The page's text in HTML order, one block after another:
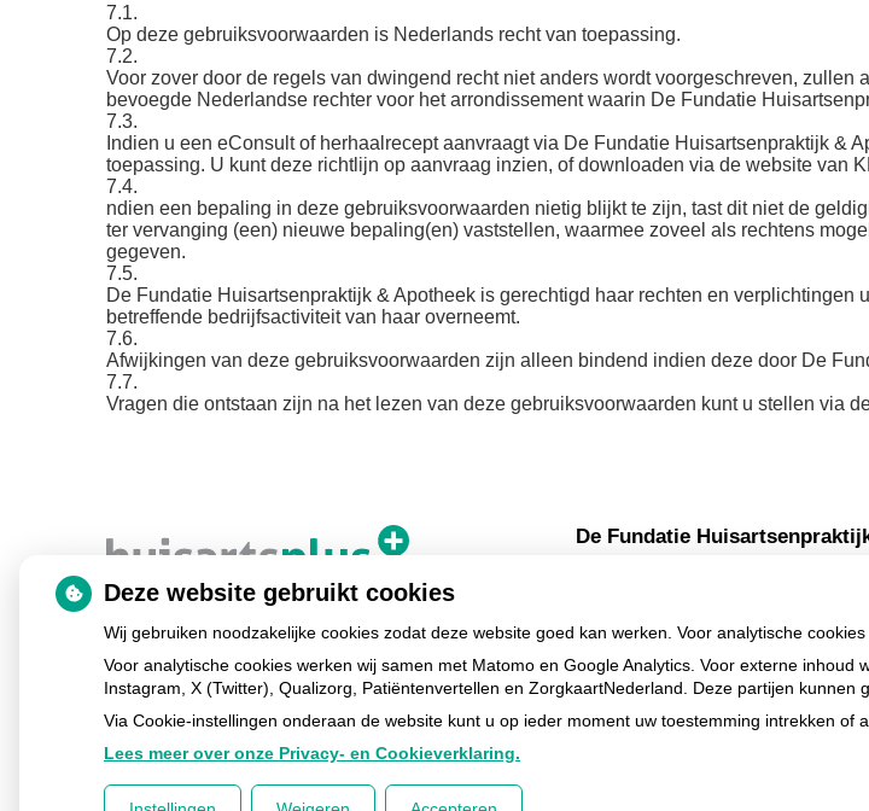
7.1.
Op deze gebruiksvoorwaarden is Nederlands recht van toepassing.
7.2.
Voor zover door de regels van dwingend recht niet anders wordt voorgeschreven,
bevoegde Nederlandse rechter voor het arrondissement waarin De Fundatie
7.3.
Indien u een eConsult of herhaalrecept aanvraagt via De Fundatie Huisartsenpraktijk &
toepassing. U kunt deze richtlijn op aanvraag inzien, of downloaden via de website van
7.4.
ndien een bepaling in deze gebruiksvoorwaarden nietig blijkt te zijn, tast dit niet de
ter vervanging (een) nieuwe bepaling(en) vaststellen, waarmee zoveel als rechtens
gegeven.
7.5.
De Fundatie Huisartsenpraktijk & Apotheek is gerechtigd haar rechten en
betreffende bedrijfsactiviteit van haar overneemt.
7.6.
Afwijkingen van deze gebruiksvoorwaarden zijn alleen bindend indien deze door De
7.7.
Vragen die ontstaan zijn na het lezen van deze gebruiksvoorwaarden kunt u stellen via
De Fundatie
Online|Beheer
instellingen|
Deze website gebruikt cookies
Wij gebruiken noodzakelijke cookies zodat deze website goed kan werken. Voor analytische
Voor analytische cookies werken wij samen met Matomo en Google Analytics. Voor externe
Instagram, X (Twitter), Qualizorg, Patiëntenvertellen en ZorgkaartNederland. Deze partijen kunnen
Via Cookie-instellingen onderaan de website kunt u op ieder moment uw toestemming intrekken of
Lees meer over onze Privacy- en Cookieverklaring.